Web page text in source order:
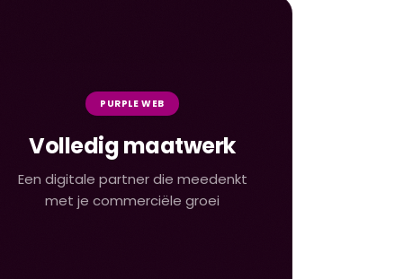
PURPLE WEB
Volledig maatwerk
Een digitale partner die meedenkt
met je commerciële groei